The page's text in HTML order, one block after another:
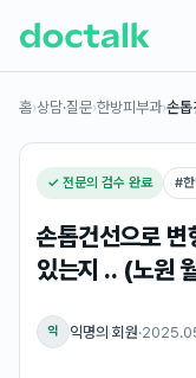
홈›상담·질문›한방피부과›손톱
✓ 전문의 검수 완료 #
손톱건선으로 변
있는지 .. (노원
익 익명의 회원·